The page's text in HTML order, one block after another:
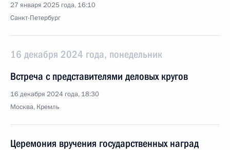
27 января 2025 года, 16:10
Санкт-Петербург
16 декабря 2024 года, понедельник
Встреча с представителями деловых кругов
16 декабря 2024 года, 18:30
Москва, Кремль
Церемония вручения государственных наград